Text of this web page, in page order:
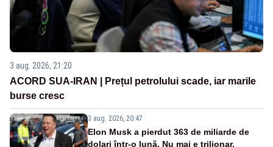
3 aug. 2026, 21:20
ACORD SUA-IRAN | Prețul petrolului scade, iar marile
burse cresc
3 aug. 2026, 20:47
Elon Musk a pierdut 363 de miliarde de
dolari într-o lună. Nu mai e trilionar,